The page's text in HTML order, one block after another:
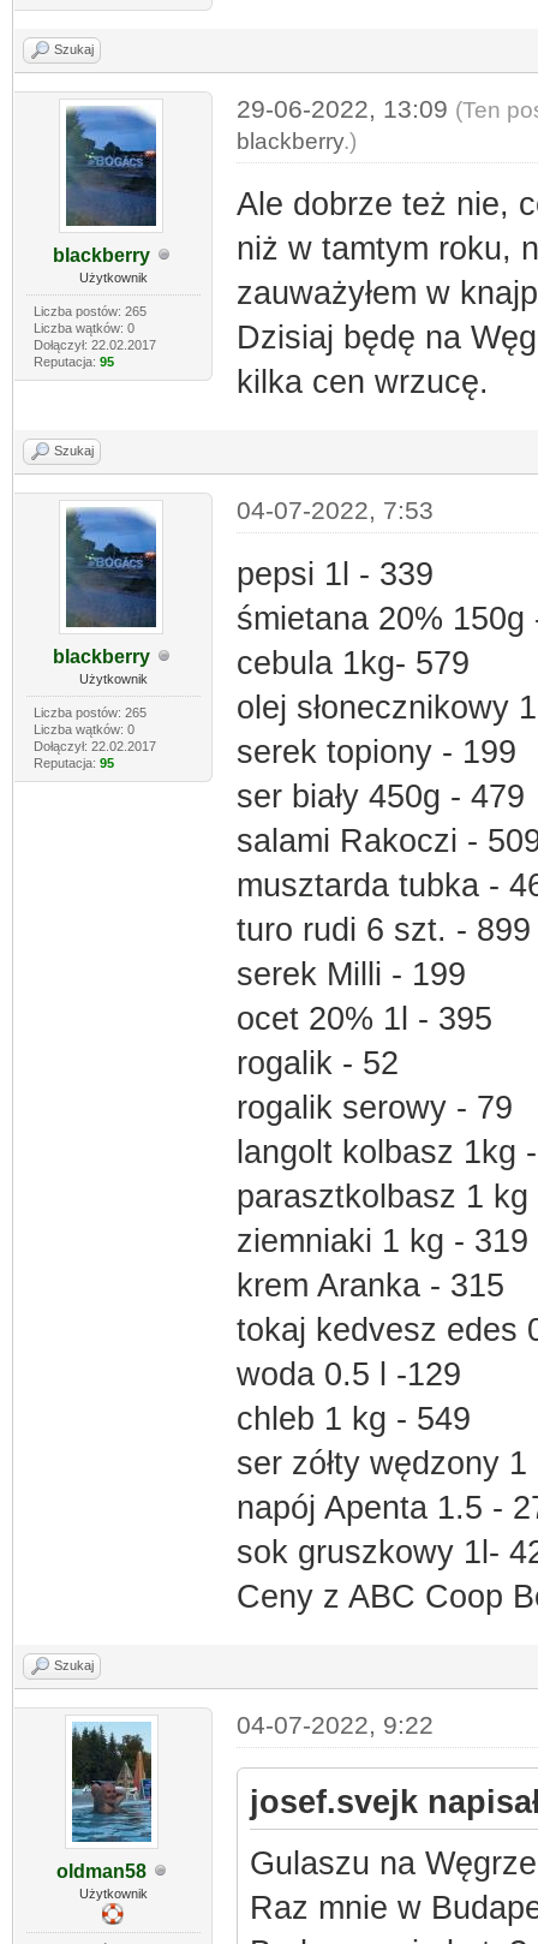
Szukaj
blackberry
Użytkownik
Liczba postów: 265
Liczba wątków: 0
Dołączył: 22.02.2017
Reputacja: 95
29-06-2022, 13:09 (Ten
blackberry.)
Ale dobrze też nie,
niż w tamtym roku,
zauważyłem w
Dzisiaj będę na
kilka cen wrzucę.
Szukaj
blackberry
Użytkownik
Liczba postów: 265
Liczba wątków: 0
Dołączył: 22.02.2017
Reputacja: 95
04-07-2022, 7:53
pepsi 1l - 339
śmietana 20% 150g
cebula 1kg- 579
olej słonecznikowy
serek topiony - 199
ser biały 450g - 479
salami Rakoczi -
musztarda tubka -
turo rudi 6 szt. - 899
serek Milli - 199
ocet 20% 1l - 395
rogalik - 52
rogalik serowy - 79
langolt kolbasz 1kg
parasztkolbasz 1 kg
ziemniaki 1 kg - 319
krem Aranka - 315
tokaj kedvesz edes
woda 0.5 l -129
chleb 1 kg - 549
ser zółty wędzony
napój Apenta 1.5 -
sok gruszkowy 1l-
Ceny z ABC Coop
Szukaj
oldman58
Użytkownik
04-07-2022, 9:22
josef.svejk
Gulaszu na
Raz mnie w